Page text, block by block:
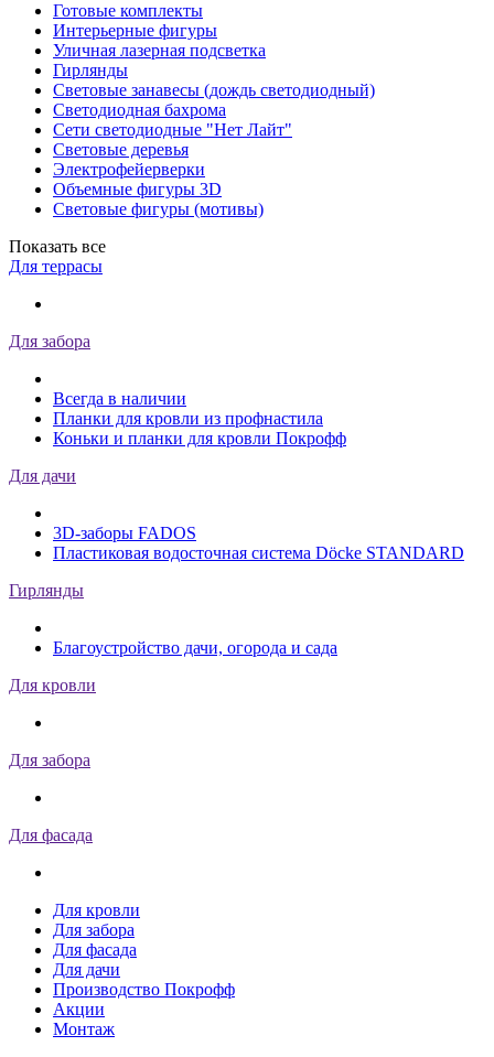
Готовые комплекты
Интерьерные фигуры
Уличная лазерная подсветка
Гирлянды
Световые занавесы (дождь светодиодный)
Светодиодная бахрома
Сети светодиодные "Нет Лайт"
Световые деревья
Электрофейерверки
Объемные фигуры 3D
Световые фигуры (мотивы)
Показать все
Для террасы
Для забора
Всегда в наличии
Планки для кровли из профнастила
Коньки и планки для кровли Покрофф
Для дачи
3D-заборы FADOS
Пластиковая водосточная система Döcke STANDARD
Гирлянды
Благоустройство дачи, огорода и сада
Для кровли
Для забора
Для фасада
Для кровли
Для забора
Для фасада
Для дачи
Производство Покрофф
Акции
Монтаж